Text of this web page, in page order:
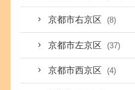
京都市右京区 (8)
京都市左京区 (37)
京都市西京区 (4)